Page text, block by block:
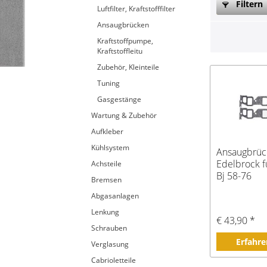
Luftfilter, Kraftstofffilter
Ansaugbrücken
Kraftstoffpumpe,
Kraftstoffleitu
Zubehör, Kleinteile
Tuning
Gasgestänge
Wartung & Zubehör
Aufkleber
Kühlsystem
Achsteile
Bremsen
Abgasanlagen
Lenkung
Schrauben
Verglasung
Cabrioletteile
Filtern
Edelbrock
Bj 58-76
€ 43,90 *